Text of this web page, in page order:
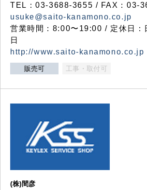
TEL：03-3688-3655 / FAX：03-
usuke@saito-kanamono.co.jp
営業時間：8:00〜19:00 / 定休日：
日
http://www.saito-kanamono.co.jp
販売可 工事・取付可
(株)間彦